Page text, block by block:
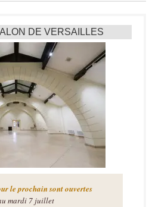
DE VERSAILLES
le prochain sont ouvertes
mardi 7 juillet